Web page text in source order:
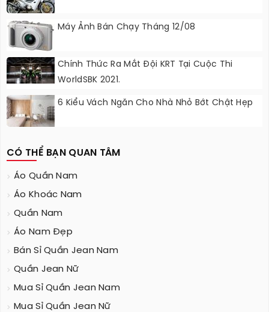
Máy Ảnh Bán Chạy Tháng 12/08
Chính Thức Ra Mắt Đội KRT Tại Cuộc Thi
WorldSBK 2021.
6 Kiểu Vách Ngăn Cho Nhà Nhỏ Bớt Chật Hẹp
CÓ THỂ BẠN QUAN TÂM
Áo Quần Nam
Áo Khoác Nam
Quần Nam
Áo Nam Đẹp
Bán Sỉ Quần Jean Nam
Quần Jean Nữ
Mua Sỉ Quần Jean Nam
Mua Sỉ Quần Jean Nữ